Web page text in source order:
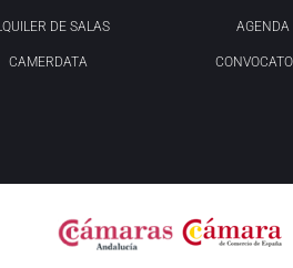
DE SALAS
CAMERDATA
AGENDA